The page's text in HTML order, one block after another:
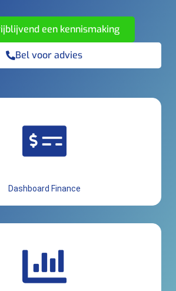
een kennismaking
Bel voor advies
Dashboard Finance